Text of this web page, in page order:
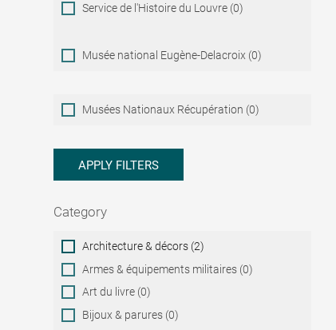
Service de l'Histoire du Louvre (0)
Musée national Eugène-Delacroix (0)
Musées
Nationaux
Musées Nationaux Récupération (0)
APPLY FILTERS
Category
Category
Architecture & décors (2)
Armes & équipements militaires (0)
Art du livre (0)
Bijoux & parures (0)